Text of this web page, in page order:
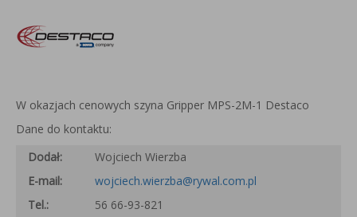
W okazjach cenowych szyna Gripper MPS-2M-1 Destaco
Dane do kontaktu:
Dodał:
Wojciech Wierzba
E-mail:
wojciech.wierzba@rywal.com.pl
Tel.:
56 66-93-821